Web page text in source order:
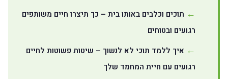
תוכים וכלבים באותו בית – כך תיצרו חיים משותפים
רגועים ובטוחים
איך ללמד תוכי לא לנשוך – שיטות פשוטות לחיים
רגועים עם חיית המחמד שלך